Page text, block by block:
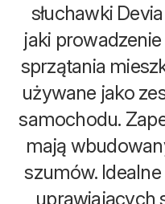
słuchawki
jaki
sprzątania
używane jako
samochodu.
mają
szumów.
uprawiających